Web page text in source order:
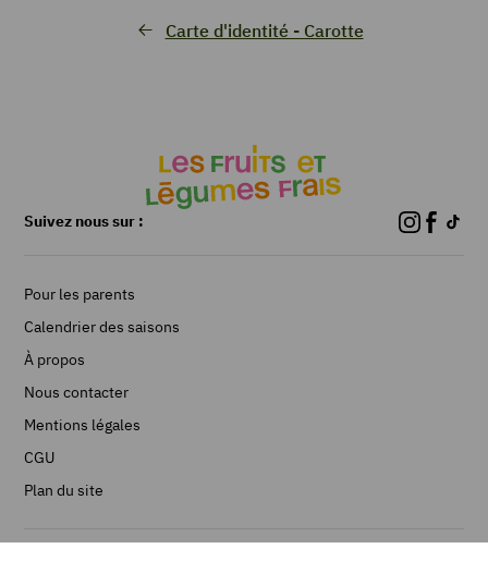
Carte d'identité - Carotte
Suivez nous sur :
Pour les parents
Calendrier des saisons
À propos
Nous contacter
Mentions légales
CGU
Plan du site